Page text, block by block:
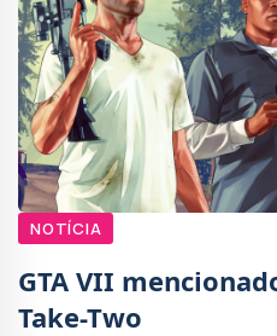
NOTÍCIA
GTA VII
Take-Two